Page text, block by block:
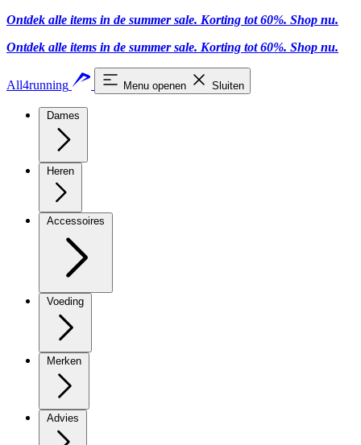
Ontdek alle items in de summer sale. Korting tot 60%. Shop nu.
Ontdek alle items in de summer sale. Korting tot 60%. Shop nu.
All4running Menu openen Sluiten
Dames
Heren
Accessoires
Voeding
Merken
Advies